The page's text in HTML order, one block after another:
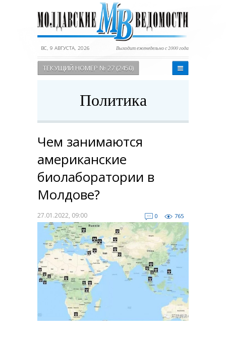
ВС, 9 АВГУСТА, 2026 Выходит еженедельно с 2000 года
ТЕКУЩИЙ НОМЕР № 27 (2450)
Политика
Чем занимаются
американские
биолаборатории в
Молдове?
27.01.2022, 09:00 0 765